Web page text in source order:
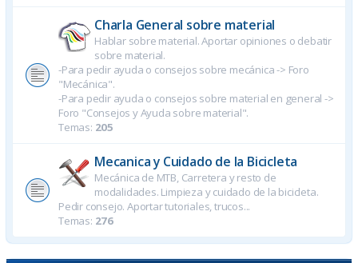
Charla General sobre material
Hablar sobre material. Aportar opiniones o debatir
sobre material.
-Para pedir ayuda o consejos sobre mecánica -> Foro
"Mecánica".
-Para pedir ayuda o consejos sobre material en general ->
Foro "Consejos y Ayuda sobre material".
Temas: 205
Mecanica y Cuidado de la Bicicleta
Mecánica de MTB, Carretera y resto de
modalidades. Limpieza y cuidado de la bicicleta.
Pedir consejo. Aportar tutoriales, trucos...
Temas: 276